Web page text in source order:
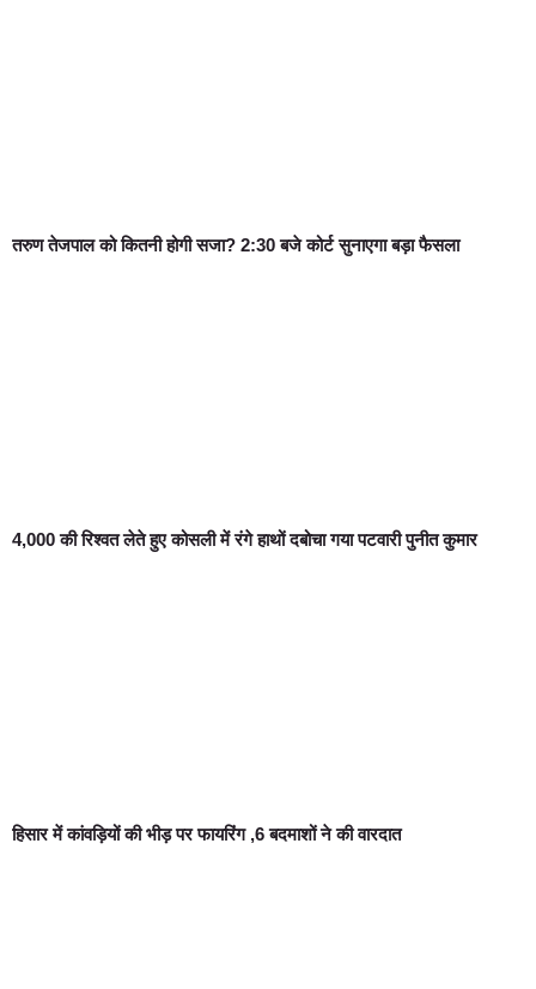
तरुण तेजपाल को कितनी होगी सजा? 2:30 बजे कोर्ट सुनाएगा बड़ा फैसला
4,000 की रिश्वत लेते हुए कोसली में रंगे हाथों दबोचा गया पटवारी पुनीत कुमार
हिसार में कांवड़ियों की भीड़ पर फायरिंग ,6 बदमाशों ने की वारदात